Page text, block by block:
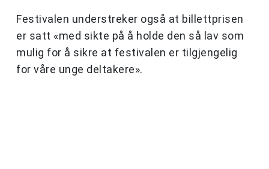
Festivalen understreker også at billettprisen
er satt «med sikte på å holde den så lav som
mulig for å sikre at festivalen er tilgjengelig
for våre unge deltakere».